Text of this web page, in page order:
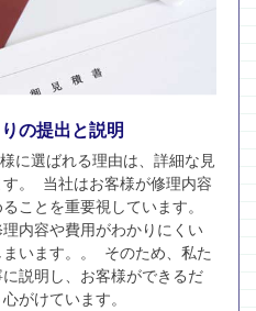
の提出と説明
に選ばれる理由は、詳細な見
。 当社はお客様が修理内容
ことを重要視しています。
内容や費用がわかりにくい
います。。 そのため、私た
説明し、お客様ができるだ
がけています。